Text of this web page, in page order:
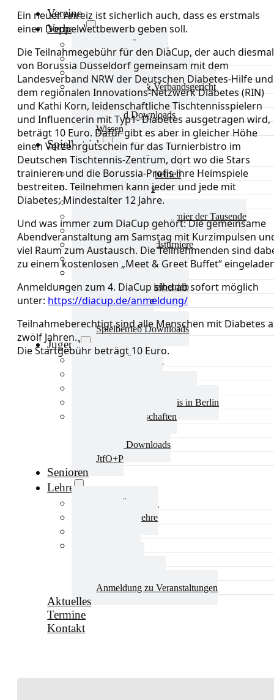
Vereine
Verband
Verband Übersicht
Aktuelles Verband
Präsidium & Funktionäre
Ausschüsse & Verbandsgericht
Kinderschutz
Verband Downloads
Wissen
Spielbetrieb
Spielbetrieb Übersicht
Aktuelles Spielbetrieb
BEM & Qualis
LRL & Qualis
TTT – Tischtennisturnier der Tausende
mini-Meisterschaften
Weitere Verbandsturniere
Terminkalender
Mannschaftsspielbetrieb
Vereinsturniere
Spielbetrieb Downloads
Jugend
Jugend Übersicht
Schulsport Tischtennis in Berlin
mini-Meisterschaften
Jugend Downloads
JtfO+P
Senioren
Lehre
Lehre Übersicht
Aktuelles Lehre
Anmeldung zu Veranstaltungen
Aktuelles
Termine
Kontakt
Ein neuer Anreiz ist sicherlich auch, dass es erstmals
einen Doppelwettbewerb geben soll.
Die Teilnahmegebühr für den DiaCup, der auch diesmal
von Borussia Düsseldorf gemeinsam mit dem
Landesverband NRW der Deutschen Diabetes-Hilfe und
dem regionalen Innovations-Netzwerk Diabetes (RIN)
und Kathi Korn, leidenschaftliche Tischtennisspielern
und Influencerin mit Typ1- Diabetes ausgetragen wird,
beträgt 10 Euro. Dafür gibt es aber in gleicher Höhe
einen Verzehrgutschein für das Turnierbistro im
Deutschen Tischtennis-Zentrum, dort wo die Stars
trainieren und die Borussia-Profis ihre Heimspiele
bestreiten. Teilnehmen kann jeder und jede mit
Diabetes; Mindestalter 12 Jahre.
Und was immer zum DiaCup gehört: Die gemeinsame
Abendveranstaltung am Samstag mit Kurzimpulsen
viel Raum zum Austausch. Die Teilnehmenden sind
zu einem kostenlosen „Meet & Greet Buffet“
Anmeldungen zum 4. DiaCup sind ab sofort möglich
unter: https://diacup.de/anmeldung/
Teilnahmeberechtigt sind alle Menschen mit Diabetes
zwölf Jahren.
Die Startgebühr beträgt 10 Euro.